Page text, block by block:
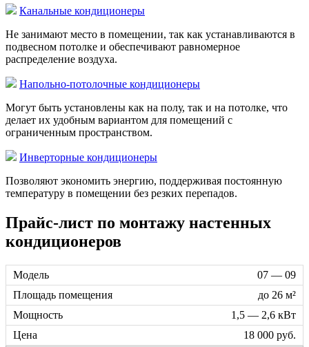
Канальные кондиционеры
Не занимают место в помещении, так как устанавливаются в
подвесном потолке и обеспечивают равномерное
распределение воздуха.
Напольно-потолочные кондиционеры
Могут быть установлены как на полу, так и на потолке, что
делает их удобным вариантом для помещений с
ограниченным пространством.
Инверторные кондиционеры
Позволяют экономить энергию, поддерживая постоянную
температуру в помещении без резких перепадов.
Прайс-лист по монтажу настенных
кондиционеров
07 — 09
до 26 м²
1,5 — 2,6 кВт
18 000 руб.